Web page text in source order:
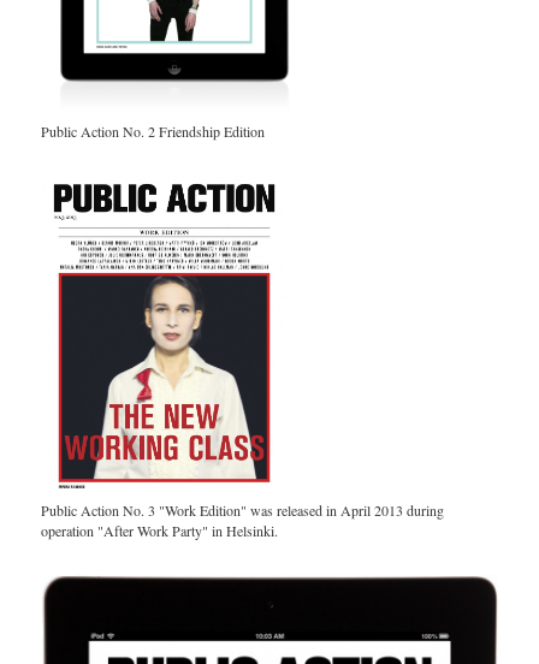
Public Action No. 2 Friendship Edition
Public Action No. 3 "Work Edition" was released in April 2013 during
operation "After Work Party" in Helsinki.